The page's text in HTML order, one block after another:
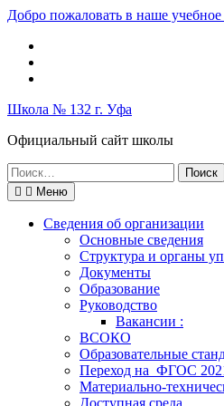
Перейти
содержимому
Добро пожаловать в наше учебное
Школа № 132 г. Уфа
Официальный сайт школы
Поиск
по:
Меню
Сведения об организации
Основные сведения
Структура и органы
Документы
Образование
Руководство
Вакансии :
ВСОКО
Образовательные
Переход на ФГОС
Материально-
Доступная среда